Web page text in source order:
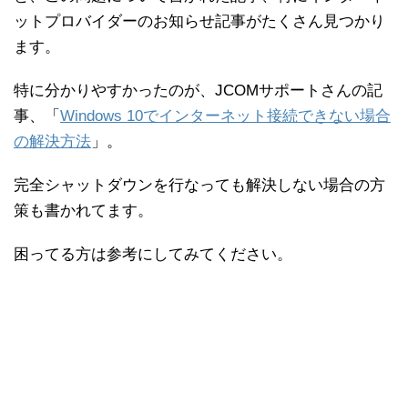
ットプロバイダーのお知らせ記事がたくさん見つかり
ます。
特に分かりやすかったのが、JCOMサポートさんの記
事、「 Windows 10でインターネット接続できない場合
の解決方法 」。
完全シャットダウンを行なっても解決しない場合の方
策も書かれてます。
困ってる方は参考にしてみてください。